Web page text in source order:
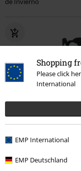
Shopping
Please click
International
EMP International
EMP Deutschland